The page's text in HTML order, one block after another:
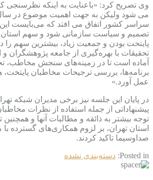
وی تصریح کرد: «باعنایت به اینکه
سراسر کشور اتفاق می افتد که می‌بایست این
تصمیم و سیاست سازمانی شود و سهم استان
پایتحت بودن و جمعیت زیاد، بیشترین سهم را
تحقیقات با بهره‌گیری از جامعه پژوهشگران و
آماده است تا در زمینه‌های سنجش مخاطب،
برنامه‌ها، بررسی ترجیحات مخاطبان پایتخت،
عمل آورد.»
در پایان این جلسه نیز برخی مدیران شبکه
پیشنهاداتی از جمله استفاده از نظرات
توجه بیشتر به ذائقه و مطالبات آنها و
استان تهران، بر لزوم همکاری‌های گسترده
صداوسیما تاکید کردند.
Posted in: دسته‌بندی نشده